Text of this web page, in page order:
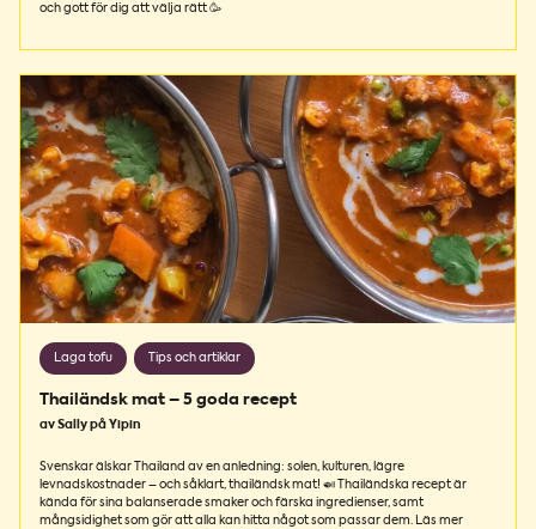
och gott för dig att välja rätt 🥳
Laga tofu Tips och artiklar
Thailändsk mat – 5 goda recept
av Sally på Yipin
Svenskar älskar Thailand av en anledning: solen, kulturen, lägre
levnadskostnader – och såklart, thailändsk mat! 🍛 Thailändska recept är
kända för sina balanserade smaker och färska ingredienser, samt
mångsidighet som gör att alla kan hitta något som passar dem. Läs mer